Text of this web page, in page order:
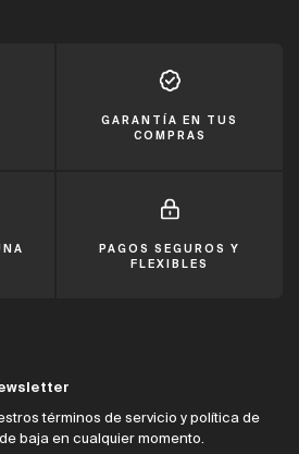
GARANTÍA EN TUS
COMPRAS
PAGOS SEGUROS Y
FLEXIBLES
términos de servicio y política de
baja en cualquier momento.